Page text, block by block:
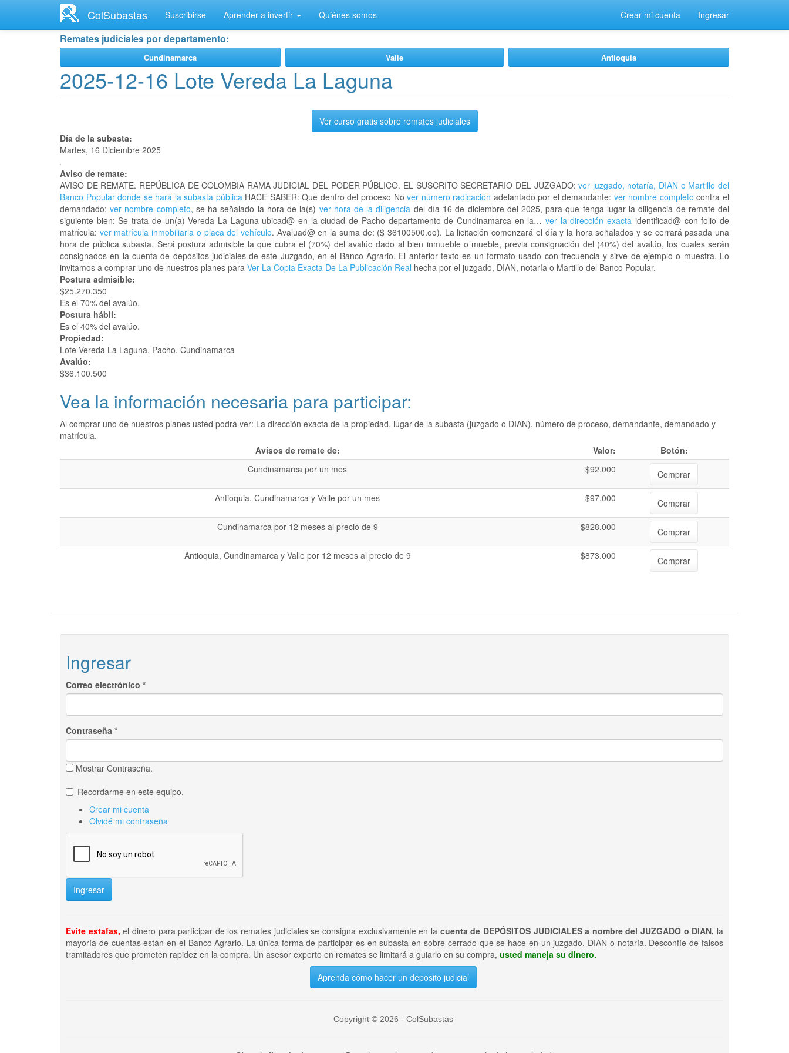
contenido
ColSubastas Suscribirse Aprender a invertir Quiénes somos Crear mi cuenta Ingresar
Remates judiciales por departamento:
Cundinamarca Valle Antioquia
2025-12-16 Lote Vereda La Laguna
Ver curso gratis sobre remates judiciales
Día de la subasta:
Martes, 16 Diciembre 2025
Aviso de remate:
AVISO DE REMATE. REPÚBLICA DE COLOMBIA RAMA JUDICIAL DEL PODER PÚBLICO. EL SUSCRITO SECRETARIO DEL JUZGADO: ver juzgado, notaría, DIAN o Martillo del
Banco Popular donde se hará la subasta públicaHACE SABER: Que dentro del proceso Nover número radicación adelantado por el demandante: ver nombre completo contra el
demandado:ver nombre completo, se ha señalado la hora de la(s) ver hora de la diligencia del día 16 de diciembre del 2025, para que tenga lugar la diligencia de remate del
siguiente bien: Se trata de un(a) Vereda La Laguna ubicad@ en la ciudad de Pacho departamento de Cundinamarca en la…ver la dirección exacta identificad@ con folio de
matrícula: ver matrícula inmobiliaria o placa del vehículo. Avaluad@ en la suma de: ($ 36100500.oo). La licitación comenzará el día y la hora señalados y se cerrará pasada una
hora de pública subasta. Será postura admisible la que cubra el (70%) del avalúo dado al bien inmueble o mueble, previa consignación del (40%) del avalúo, los cuales serán
consignados en la cuenta de depósitos judiciales de este Juzgado, en el Banco Agrario. El anterior texto es un formato usado con frecuencia y sirve de ejemplo o muestra. Lo
invitamos a comprar uno de nuestros planes para Ver La Copia Exacta De La Publicación Real hecha por el juzgado, DIAN, notaría o Martillo del Banco Popular.
Postura admisible:
$25.270.350
Es el 70% del avalúo.
Postura hábil:
Es el 40% del avalúo.
Propiedad:
Lote Vereda La Laguna, Pacho, Cundinamarca
Avalúo:
$36.100.500
Vea la información necesaria para participar:
Al comprar uno de nuestros planes usted podrá ver: La dirección exacta de la propiedad, lugar de la subasta (juzgado o DIAN), número de proceso, demandante, demandado y
matrícula.
Avisos de remate de:
Valor:
Botón:
Cundinamarca por un mes
$92.000
Comprar
Antioquia, Cundinamarca y Valle por un mes
$97.000
Comprar
Cundinamarca por 12 meses al precio de 9
$828.000
Comprar
Antioquia, Cundinamarca y Valle por 12 meses al precio de 9
$873.000 Comprar
Ingresar
Correo electrónico *
Contraseña *
Mostrar Contraseña.
Recordarme en este equipo.
Crear mi cuenta
Olvidé mi contraseña
Ingresar
Evite estafas, el dinero para participar de los remates judiciales se consigna exclusivamente en lacuenta de DEPÓSITOS JUDICIALES a nombre del JUZGADO o DIAN, la
mayoría de cuentas están en el Banco Agrario. La única forma de participar es en subasta en sobre cerrado que se hace en un juzgado, DIAN o notaría. Desconfíe de falsos
tramitadores que prometen rapidez en la compra. Un asesor experto en remates se limitará a guiarlo en su compra, usted maneja su dinero.
Aprenda cómo hacer un deposito judicial
Copyright © 2026 - ColSubastas